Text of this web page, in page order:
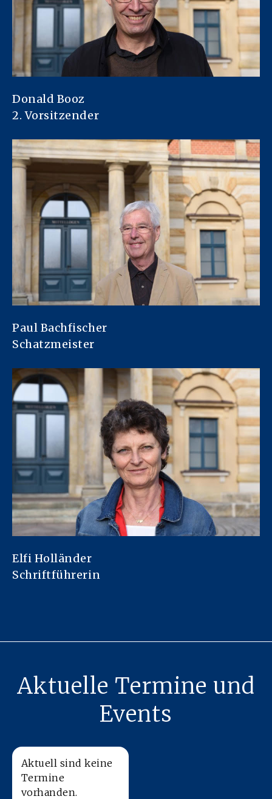
Donald Booz
2. Vorsitzender
Paul Bachfischer
Schatzmeister
Elfi Holländer
Schriftführerin
Aktuelle Termine und
Events
Aktuell sind keine
Termine
vorhanden.